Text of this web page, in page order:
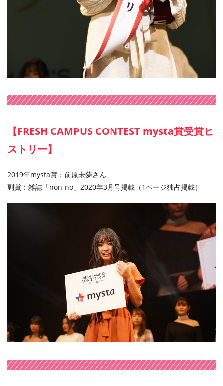
【FRESH CAMPUS CONTEST mysta賞受賞ヒ
ストリー】
2019年mysta賞：前原未夢さん
副賞：雑誌「non-no」2020年3月号掲載（1ページ独占掲載）